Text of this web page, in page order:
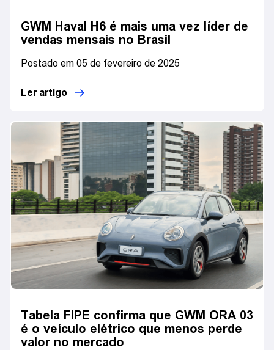
GWM Haval H6 é mais uma vez líder de
vendas mensais no Brasil
Postado em 05 de fevereiro de 2025
Ler artigo
Tabela FIPE confirma que GWM ORA 03
é o veículo elétrico que menos perde
valor no mercado